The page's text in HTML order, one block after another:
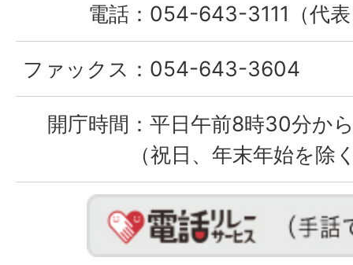
電話： 054-643-3111（代
ファックス： 054-643-3604
開庁時間： 平日午前8時30分か
（祝日、年末年始を除